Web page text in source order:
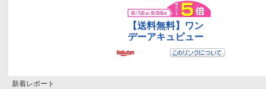
新着レポート